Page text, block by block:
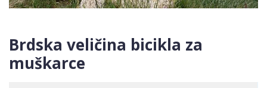
Brdska veličina bicikla za
muškarce